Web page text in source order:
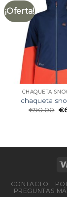
¡Oferta!
CHAQUETA
chaqueta
€90.00 €
CONTACTO
PREGUNTAS